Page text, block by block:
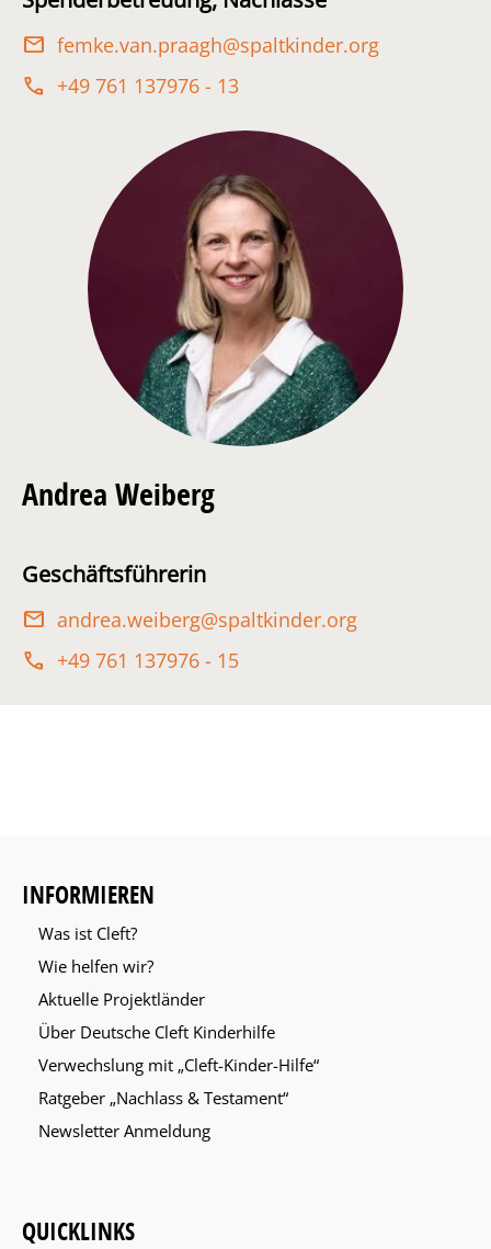
femke.van.praagh@spaltkinder.org
+49 761 137976 - 13
Andrea Weiberg
Geschäftsführerin
andrea.weiberg@spaltkinder.org
+49 761 137976 - 15
INFORMIEREN
Was ist Cleft?
Wie helfen wir?
Aktuelle Projektländer
Über Deutsche Cleft Kinderhilfe
Verwechslung mit „Cleft-Kinder-Hilfe“
Ratgeber „Nachlass & Testament“
Newsletter Anmeldung
QUICKLINKS